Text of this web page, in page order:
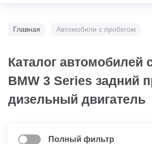
Главная Автомобили с пробегом
Каталог автомобилей
BMW 3 Series задний
дизельный двигатель
Полный фильтр